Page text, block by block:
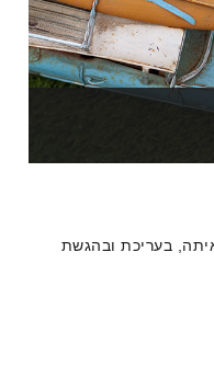
בעריכת ובהגשת